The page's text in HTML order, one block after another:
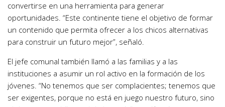
convertirse en una herramienta para generar
oportunidades. “Este continente tiene el objetivo de formar
un contenido que permita ofrecer a los chicos alternativas
para construir un futuro mejor”, señaló.
El jefe comunal también llamó a las familias y a las
instituciones a asumir un rol activo en la formación de los
jóvenes. “No tenemos que ser complacientes; tenemos que
ser exigentes, porque no está en juego nuestro futuro, sino